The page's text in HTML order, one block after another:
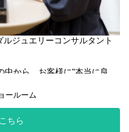
ジュエリーコンサルタント
から、お客様に"本当に良
提供するため、ノルマ重視
ています。また完全予約制
ケジュールも立てやすく体
ールーム
ちら